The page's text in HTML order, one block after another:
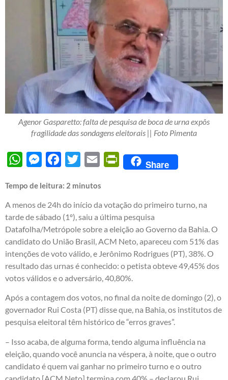
Agenor Gasparetto: falta de pesquisa de boca de urna expôs
fragilidade das sondagens eleitorais || Foto Pimenta
WhatsAppMessengerFacebook
Twitter Email PrintFriendly
Share
Tempo de leitura: 2 minutos
A menos de 24h do início da votação do primeiro turno, na
tarde de sábado (1º), saiu a última pesquisa
Datafolha/Metrópole sobre a eleição ao Governo da Bahia. O
candidato do União Brasil, ACM Neto, apareceu com 51% das
intenções de voto válido, e Jerônimo Rodrigues (PT), 38%. O
resultado das urnas é conhecido: o petista obteve 49,45% dos
votos válidos e o adversário, 40,80%.
Após a contagem dos votos, no final da noite de domingo (2), o
governador Rui Costa (PT) disse que, na Bahia, os institutos de
pesquisa eleitoral têm histórico de “erros graves”.
– Isso acaba, de alguma forma, tendo alguma influência na
eleição, quando você anuncia na véspera, à noite, que o outro
candidato é quem vai ganhar no primeiro turno e o outro